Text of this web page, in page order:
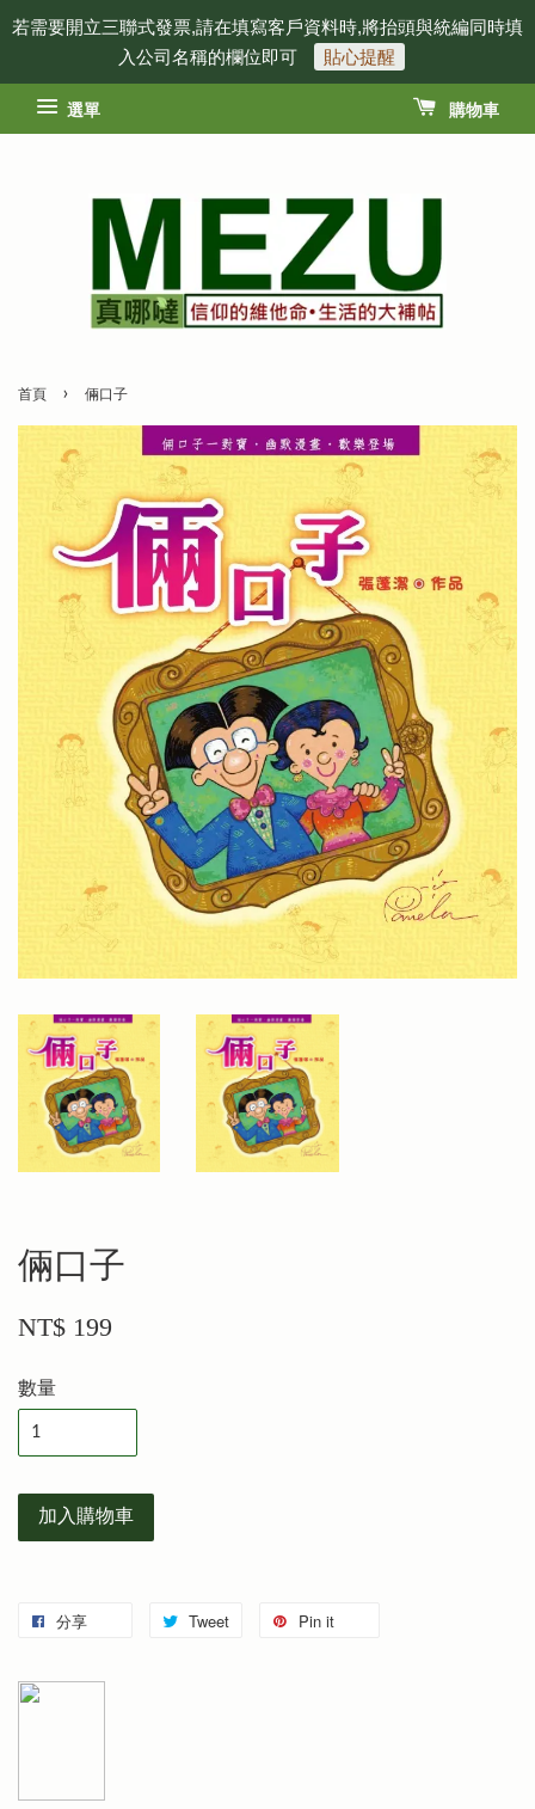
若需要開立三聯式發票,請在填寫客戶資料時,將抬頭與統編同時填
入公司名稱的欄位即可
貼心提醒
選單 購物車
首頁 › 倆口子
倆口子
NT$ 199
數量
加入購物車
分享 Tweet Pin it